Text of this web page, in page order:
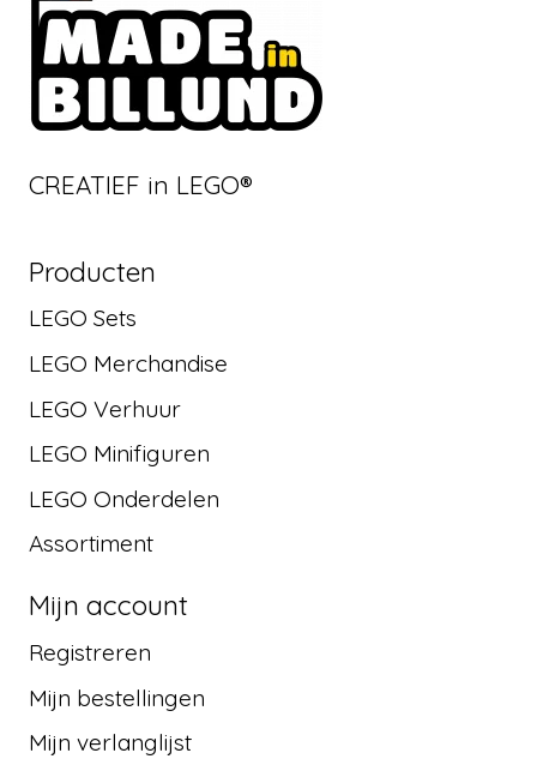
CREATIEF in LEGO®
Producten
LEGO Sets
LEGO Merchandise
LEGO Verhuur
LEGO Minifiguren
LEGO Onderdelen
Assortiment
Mijn account
Registreren
Mijn bestellingen
Mijn verlanglijst